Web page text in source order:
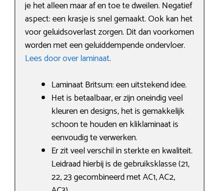
je het alleen maar af en toe te dweilen. Negatief
aspect: een krasje is snel gemaakt. Ook kan het
voor geluidsoverlast zorgen. Dit dan voorkomen
worden met een geluiddempende ondervloer.
Lees door over laminaat.
Laminaat Britsum: een uitstekend idee.
Het is betaalbaar, er zijn oneindig veel
kleuren en designs, het is gemakkelijk
schoon te houden en kliklaminaat is
eenvoudig te verwerken.
Er zit veel verschil in sterkte en kwaliteit.
Leidraad hierbij is de gebruiksklasse (21,
22, 23 gecombineerd met AC1, AC2,